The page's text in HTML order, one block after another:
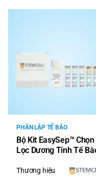
PHÂN LẬP TẾ BÀO
Bộ Kit EasySep™ Chọn
Lọc Dương Tính Tế
Máu Toàn Phần Và
Thương hiệu